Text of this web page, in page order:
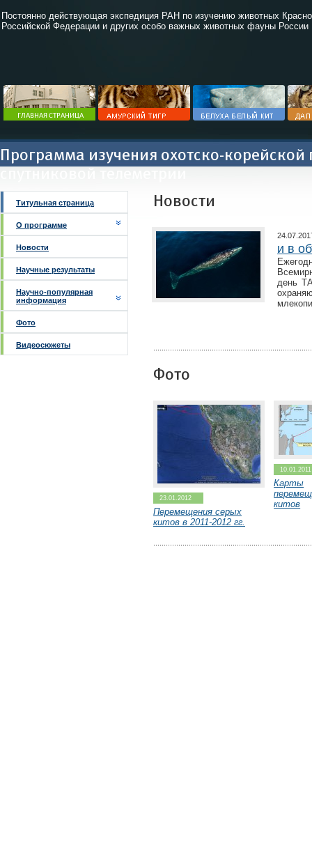
Постоянно действующая экспедиция РАН по изучению животных
Российской Федерации и других особо важных животных фауны России
Программа изучения охотско-
Титульная страница
О программе
Новости
Научные результаты
Научно-популярная
информация
Фото
Видеосюжеты
Новости
и в
день
Фото
23.01.2012
Перемещения серых
китов в 2011-2012 гг.
10.01.2011
Карты
китов